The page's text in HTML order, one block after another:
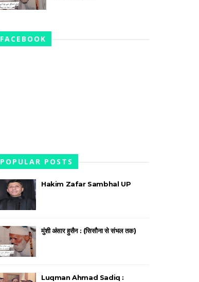
FACEBOOK
POPULAR POSTS
Hakim Zafar Sambhal UP
मुंशी अंसार हुसैन : (सिसौना से संभल तक)
Luqman Ahmad Sadiq :